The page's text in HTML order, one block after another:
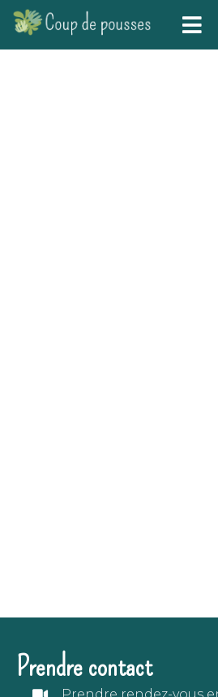
Prendre contact
Prendre rendez-vous